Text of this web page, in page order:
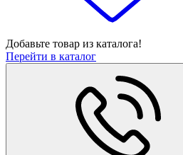
Добавьте товар из каталога!
Перейти в каталог